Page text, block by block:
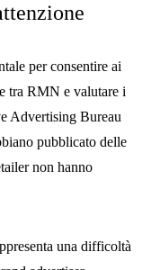
per consentire ai
tra RMN e valutare i
Advertising Bureau
pubblicato delle
non hanno
una difficoltà